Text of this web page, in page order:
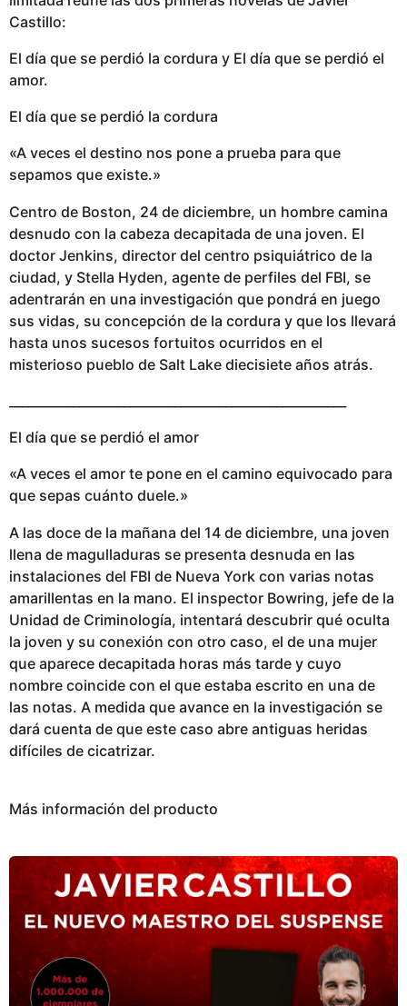
Castillo:
El día que se perdió la cordura y El día que se perdió el
amor.
El día que se perdió la cordura
«A veces el destino nos pone a prueba para que
sepamos que existe.»
Centro de Boston, 24 de diciembre, un hombre camina
desnudo con la cabeza decapitada de una joven. El
doctor Jenkins, director del centro psiquiátrico de la
ciudad, y Stella Hyden, agente de perfiles del FBI, se
adentrarán en una investigación que pondrá en juego
sus vidas, su concepción de la cordura y que los llevará
hasta unos sucesos fortuitos ocurridos en el
misterioso pueblo de Salt Lake diecisiete años atrás.
El día que se perdió el amor
«A veces el amor te pone en el camino equivocado para
que sepas cuánto duele.»
A las doce de la mañana del 14 de diciembre, una joven
llena de magulladuras se presenta desnuda en las
instalaciones del FBI de Nueva York con varias notas
amarillentas en la mano. El inspector Bowring, jefe de la
Unidad de Criminología, intentará descubrir qué oculta
la joven y su conexión con otro caso, el de una mujer
que aparece decapitada horas más tarde y cuyo
nombre coincide con el que estaba escrito en una de
las notas. A medida que avance en la investigación se
dará cuenta de que este caso abre antiguas heridas
difíciles de cicatrizar.
Más información del producto